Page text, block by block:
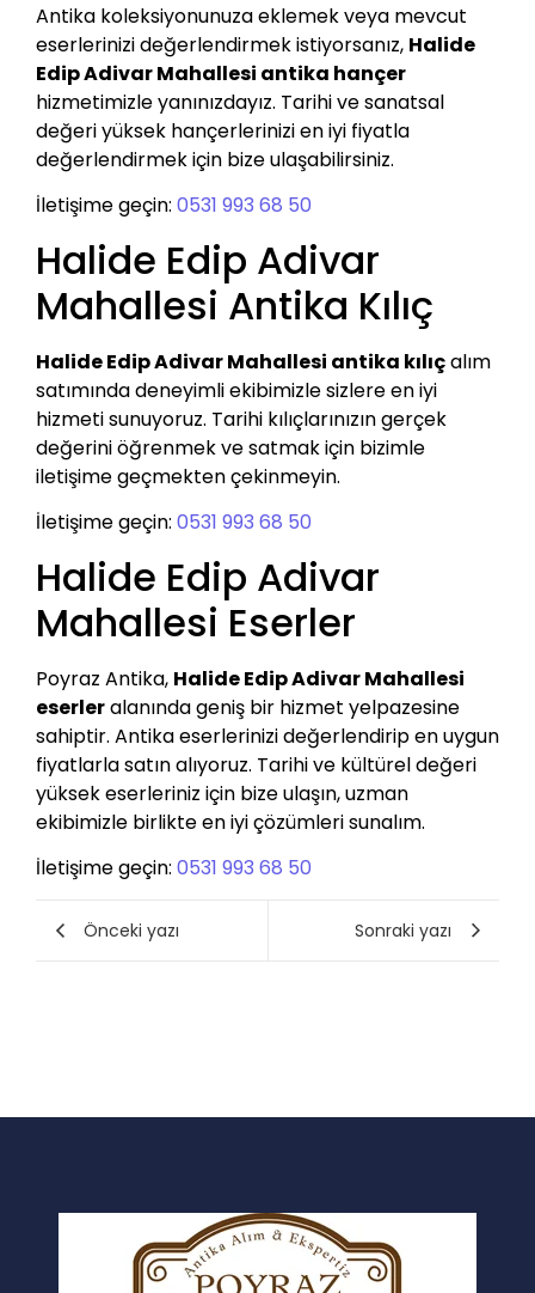
Antika koleksiyonunuza eklemek veya mevcut
eserlerinizi değerlendirmek istiyorsanız, Halide
Edip Adivar Mahallesi antika hançer
hizmetimizle yanınızdayız. Tarihi ve sanatsal
değeri yüksek hançerlerinizi en iyi fiyatla
değerlendirmek için bize ulaşabilirsiniz.
İletişime geçin: 0531 993 68 50
Halide Edip Adivar
Mahallesi Antika Kılıç
Halide Edip Adivar Mahallesi antika kılıçalım
satımında deneyimli ekibimizle sizlere en iyi
hizmeti sunuyoruz. Tarihi kılıçlarınızın gerçek
değerini öğrenmek ve satmak için bizimle
iletişime geçmekten çekinmeyin.
İletişime geçin: 0531 993 68 50
Halide Edip Adivar
Mahallesi Eserler
Poyraz Antika, Halide Edip Adivar Mahallesi
eserleralanında geniş bir hizmet yelpazesine
sahiptir. Antika eserlerinizi değerlendirip en uygun
fiyatlarla satın alıyoruz. Tarihi ve kültürel değeri
yüksek eserleriniz için bize ulaşın, uzman
ekibimizle birlikte en iyi çözümleri sunalım.
İletişime geçin: 0531 993 68 50
Önceki yazı Sonraki yazı